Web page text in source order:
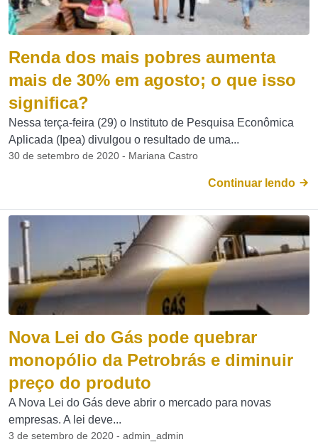
Renda dos mais pobres aumenta
mais de 30% em agosto; o que isso
significa?
Nessa terça-feira (29) o Instituto de Pesquisa Econômica
Aplicada (Ipea) divulgou o resultado de uma...
30 de setembro de 2020 - Mariana Castro
Continuar lendo
Nova Lei do Gás pode quebrar
monopólio da Petrobrás e diminuir
preço do produto
A Nova Lei do Gás deve abrir o mercado para novas
empresas. A lei deve...
3 de setembro de 2020 - admin_admin